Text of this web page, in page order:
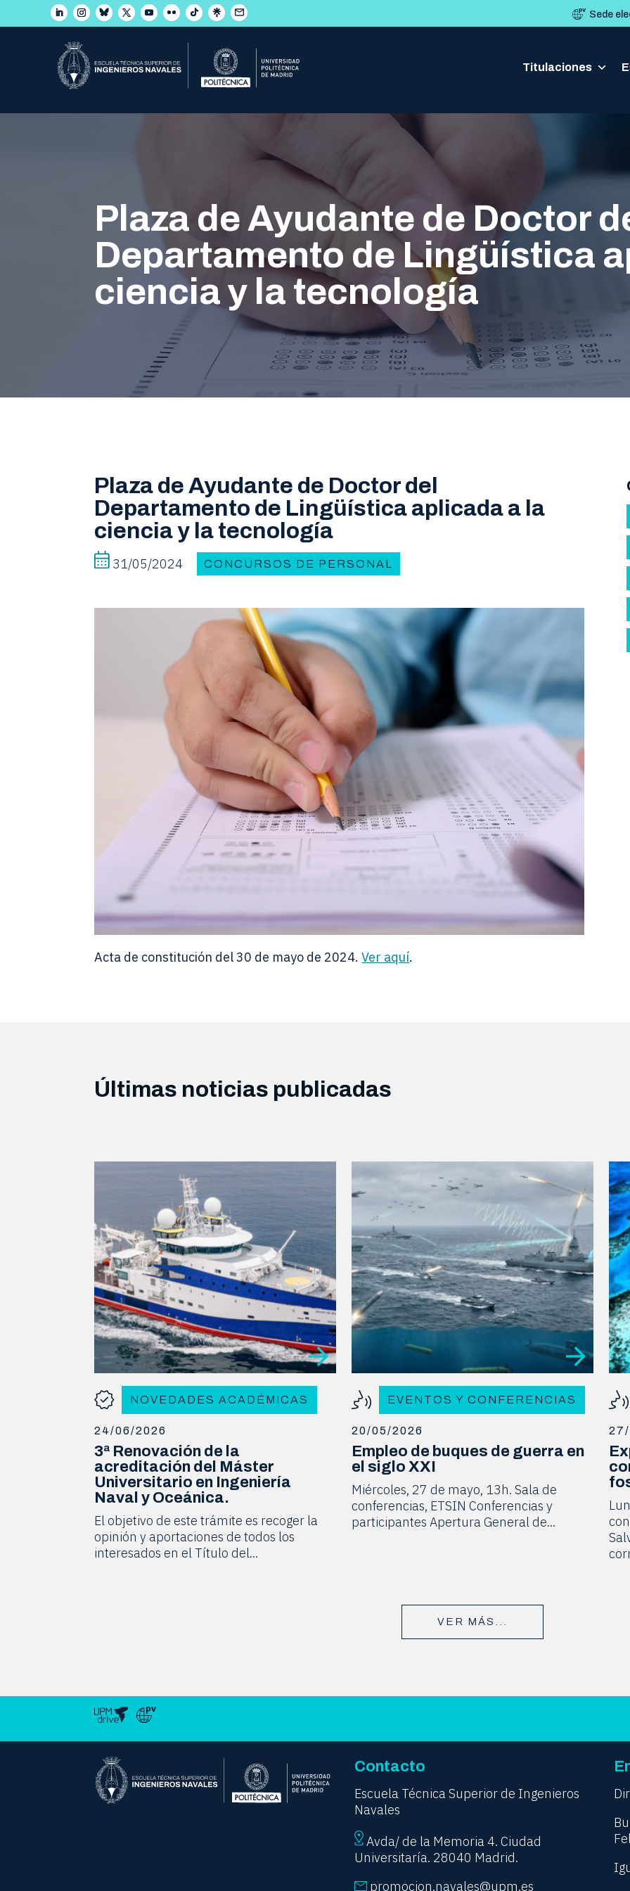
Sede
Titulaciones
Titulaciones
Plaza de Ayudante de Doctor
Departamento de Lingüística
ciencia y la tecnología
Plaza de Ayudante de Doctor del
Departamento de Lingüística aplicada a la
ciencia y la tecnología
31/05/2024 CONCURSOS DE PERSONAL
Acta de constitución del 30 de mayo de 2024.Ver aquí.
Últimas noticias publicadas
NOVEDADES ACADÉMICAS
24/06/2026
3ª Renovación de la
acreditación del Máster
Universitario en Ingeniería
Naval y Oceánica.
El objetivo de este trámite es recoger la
opinión y aportaciones de todos los
interesados en el Título del...
EVENTOS Y CONFERENCIAS
20/05/2026
Empleo de buques de guerra en
el siglo XXI
Miércoles, 27 de mayo, 13h. Sala de
conferencias, ETSIN Conferencias y
participantes Apertura General de...
VER MÁS...
Contacto
Escuela Técnica Superior de Ingenieros
Navales
Avda/ de la Memoria 4. Ciudad
Universitaría. 28040 Madrid.
promocion.navales@upm.es